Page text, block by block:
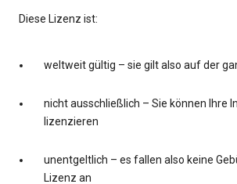
Diese Lizenz ist:
weltweit gültig – sie gilt also auf der
nicht ausschließlich – Sie können Ihre
lizenzieren
unentgeltlich – es fallen also keine
Lizenz an